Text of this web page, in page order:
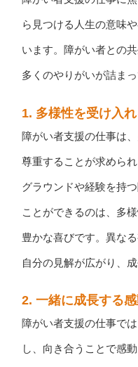
ら見つける人生の意味
います。障がい者との
多くのやりがいが詰まっ
1. 多様性を受け入
障がい者支援の仕事は
尊重することが求めら
グラウンドや経験を持
ことができるのは、多
豊かな喜びです。異な
自分の見解が広がり、
2. 一緒に成長する
障がい者支援の仕事で
し、向き合うことで感